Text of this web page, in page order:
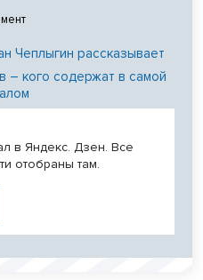
Чеплыгин рассказывает
– кого содержат в самой
в Яндекс. Дзен. Все
отобраны там.